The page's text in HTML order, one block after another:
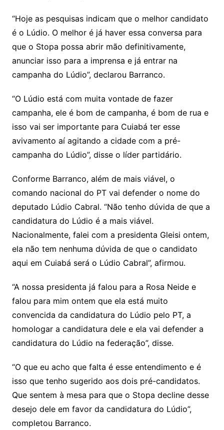
“Hoje as pesquisas indicam que o melhor candidato
é o Lúdio. O melhor é já haver essa conversa para
que o Stopa possa abrir mão definitivamente,
anunciar isso para a imprensa e já entrar na
campanha do Lúdio”, declarou Barranco.
“O Lúdio está com muita vontade de fazer
campanha, ele é bom de campanha, é bom de rua e
isso vai ser importante para Cuiabá ter esse
avivamento aí agitando a cidade com a pré-
campanha do Lúdio”, disse o líder partidário.
Conforme Barranco, além de mais viável, o
comando nacional do PT vai defender o nome do
deputado Lúdio Cabral. “Não tenho dúvida de que a
candidatura do Lúdio é a mais viável.
Nacionalmente, falei com a presidenta Gleisi ontem,
ela não tem nenhuma dúvida de que o candidato
aqui em Cuiabá será o Lúdio Cabral”, afirmou.
“A nossa presidenta já falou para a Rosa Neide e
falou para mim ontem que ela está muito
convencida da candidatura do Lúdio pelo PT, a
homologar a candidatura dele e ela vai defender a
candidatura do Lúdio na federação”, disse.
“O que eu acho que falta é esse entendimento e é
isso que tenho sugerido aos dois pré-candidatos.
Que sentem à mesa para que o Stopa decline desse
desejo dele em favor da candidatura do Lúdio”,
completou Barranco.